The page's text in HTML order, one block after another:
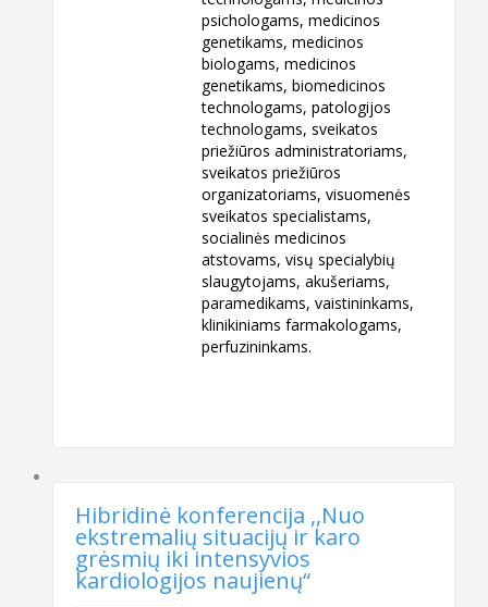
psichologams, medicinos
genetikams, medicinos
biologams, medicinos
genetikams, biomedicinos
technologams, patologijos
technologams, sveikatos
priežiūros administratoriams,
sveikatos priežiūros
organizatoriams, visuomenės
sveikatos specialistams,
socialinės medicinos
atstovams, visų specialybių
slaugytojams, akušeriams,
paramedikams, vaistininkams,
klinikiniams farmakologams,
perfuzininkams.
Hibridinė konferencija ,,Nuo
ekstremalių situacijų ir karo
grėsmių iki intensyvios
kardiologijos naujienų“